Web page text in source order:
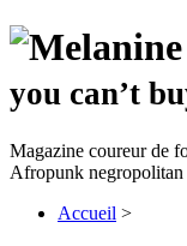
you can’t
Magazine coureur de
Afropunk negropolitan
Accueil >